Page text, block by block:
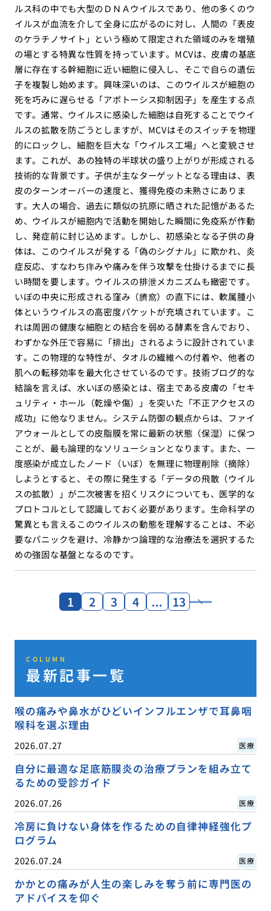
ルス科の中でも大型のＤＮＡウイルスであり、他の多くのウ
イルスが血流を介して全身に広がるのに対し、人間の「表皮
のケラチノサイト」という極めて限定された領域のみを増殖
の場とする特異な性質を持っています。MCVは、皮膚の基底
層に存在する幹細胞に近い細胞に侵入し、そこで自らの遺伝
子を複製し始めます。興味深いのは、このウイルスが細胞の
死を巧みに遅らせる「アポトーシス抑制因子」を産生する点
です。通常、ウイルスに感染した細胞は自死することでウイ
ルスの拡散を防ごうとしますが、MCVはそのスイッチを物理
的にロックし、細胞を巨大な「ウイルス工場」へと変貌させ
ます。これが、あの独特の半球状の盛り上がりが形成される
技術的な背景です。子供が主なターゲットとなる理由は、表
皮のターンオーバーの速度と、獲得免疫の未熟さにありま
す。大人の場合、過去に類似の抗原に晒された記憶があるた
め、ウイルスが細胞内で活動を開始した瞬間に免疫系が作動
し、発症前に封じ込めます。しかし、初感染となる子供の身
体は、このウイルスが発する「偽のシグナル」に欺かれ、炎
症反応、すなわち痒みや痛みを伴う攻撃を仕掛けるまでに長
い時間を要します。ウイルスの排泄メカニズムも緻密です。
いぼの中央に形成される窪み（臍窩）の直下には、軟属腫小
体というウイルスの高密度パケットが充填されています。こ
れは周囲の健康な細胞との結合を弱める酵素を含んでおり、
わずかな外圧で容易に「排出」されるように設計されていま
す。この物理的な特性が、タオルの繊維への付着や、他者の
肌への転移効率を最大化させているのです。技術ブログ的な
結論を言えば、水いぼの感染とは、宿主である皮膚の「セキ
ュリティ・ホール（乾燥や傷）」を突いた「不正アクセスの
成功」に他なりません。システム防御の観点からは、ファイ
アウォールとしての皮脂膜を常に最新の状態（保湿）に保つ
ことが、最も論理的なソリューションとなります。また、一
度感染が成立したノード（いぼ）を無理に物理削除（摘除）
しようとすると、その際に発生する「データの飛散（ウイル
スの拡散）」が二次被害を招くリスクについても、医学的な
プロトコルとして認識しておく必要があります。生命科学の
驚異とも言えるこのウイルスの動態を理解することは、不必
要なパニックを避け、冷静かつ論理的な治療法を選択するた
めの強固な基盤となるのです。
1 2 3 4 … 13
COLUMN
最新記事一覧
喉の痛みや鼻水がひどいインフルエンザで耳鼻咽
喉科を選ぶ理由
2026.07.27 医療
自分に最適な足底筋膜炎の治療プランを組み立て
るための受診ガイド
2026.07.26 医療
冷房に負けない身体を作るための自律神経強化プ
ログラム
2026.07.24 医療
かかとの痛みが人生の楽しみを奪う前に専門医の
アドバイスを仰ぐ